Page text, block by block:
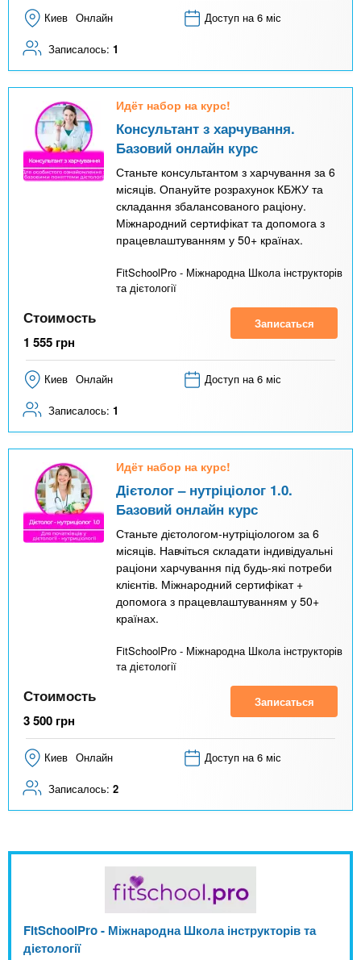
Киев Онлайн Доступ на 6 міс
Записалось: 1
Идёт набор на курс!
Консультант з харчування.
Базовий онлайн курс
Станьте консультантом з харчування за 6
місяців. Опануйте розрахунок КБЖУ та
складання збалансованого раціону.
Міжнародний сертифікат та допомога з
працевлаштуванням у 50+ країнах.
FitSchoolPro - Міжнародна Школа інструкторів
та дієтології
Стоимость
1 555 грн
Записаться
Киев Онлайн Доступ на 6 міс
Записалось: 1
Идёт набор на курс!
Дієтолог – нутріціолог 1.0.
Базовий онлайн курс
Станьте дієтологом-нутріціологом за 6
місяців. Навчіться складати індивідуальні
раціони харчування під будь-які потреби
клієнтів. Міжнародний сертифікат +
допомога з працевлаштуванням у 50+
країнах.
FitSchoolPro - Міжнародна Школа інструкторів
та дієтології
Стоимость
3 500 грн
Записаться
Киев Онлайн Доступ на 6 міс
Записалось: 2
FitSchoolPro - Міжнародна Школа інструкторів та
дієтології